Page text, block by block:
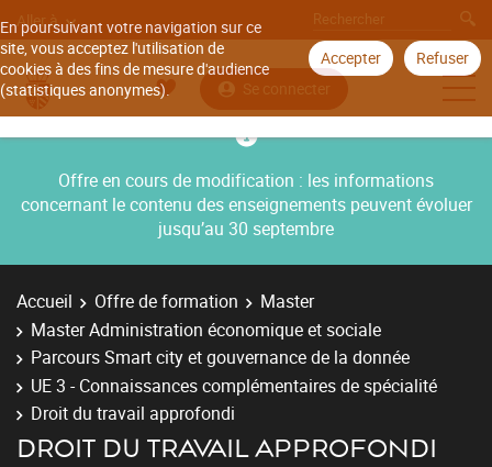
En poursuivant votre navigation sur ce
site, vous acceptez l'utilisation de
cookies à des fins de mesure d'audience
(statistiques anonymes).
Accepter Refuser
Aller à
Se connecter
Offre en cours de modification : les informations
concernant le contenu des enseignements peuvent évoluer
jusqu’au 30 septembre
Accueil Offre de formation
Master
Master Administration économique et sociale
Parcours Smart city et gouvernance de la donnée
UE 3 - Connaissances complémentaires de spécialité
Droit du travail approfondi
DROIT DU TRAVAIL APPROFONDI